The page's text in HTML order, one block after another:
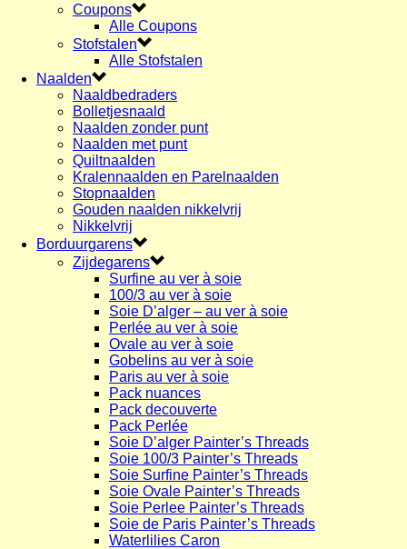
Coupons
Alle Coupons
Stofstalen
Alle Stofstalen
Naalden
Naaldbedraders
Bolletjesnaald
Naalden zonder punt
Naalden met punt
Quiltnaalden
Kralennaalden en Parelnaalden
Stopnaalden
Gouden naalden nikkelvrij
Nikkelvrij
Borduurgarens
Zijdegarens
Surfine au ver à soie
100/3 au ver à soie
Soie D’alger – au ver à soie
Perlée au ver à soie
Ovale au ver à soie
Gobelins au ver à soie
Paris au ver à soie
Pack nuances
Pack decouverte
Pack Perlée
Soie D’alger Painter’s Threads
Soie 100/3 Painter’s Threads
Soie Surfine Painter’s Threads
Soie Ovale Painter’s Threads
Soie Perlee Painter’s Threads
Soie de Paris Painter’s Threads
Waterlilies Caron